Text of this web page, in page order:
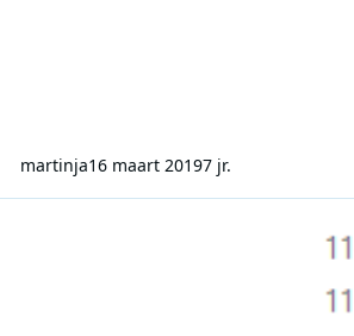
martinja16 maart 20197 jr.